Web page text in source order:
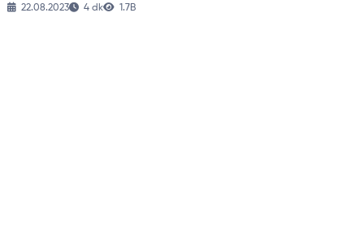
22.08.2023 4 dk 1.7B